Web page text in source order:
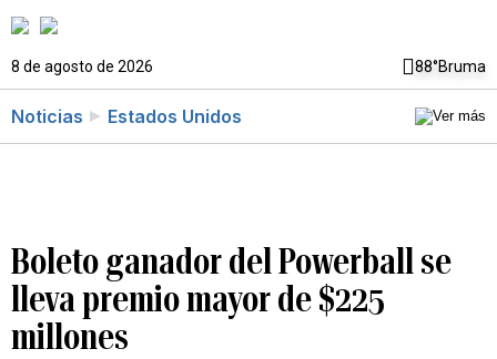
8 de agosto de 2026 88°Bruma
Noticias Estados Unidos
Boleto ganador del Powerball se
lleva premio mayor de $225
millones